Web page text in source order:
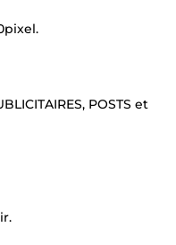
POSTS et